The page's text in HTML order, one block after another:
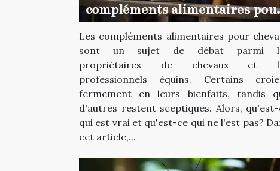
compléments alimentaires
chevaux
Les compléments alimentaires pour
sont un sujet de débat parmi
propriétaires de chevaux et
professionnels équins. Certains
fermement en leurs bienfaits, tandis
d'autres restent sceptiques. Alors,
qui est vrai et qu'est-ce qui ne l'est pas?
cet article,...